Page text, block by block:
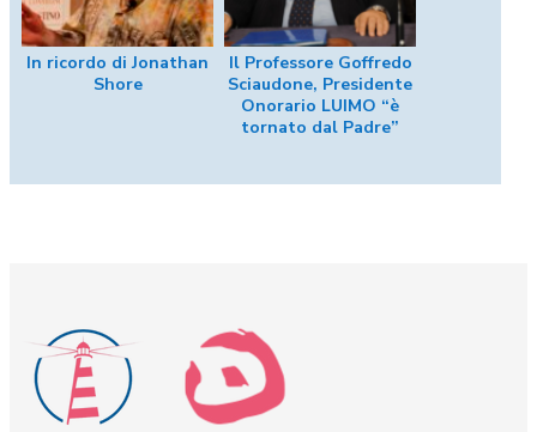
In ricordo di Jonathan
Shore
Il Professore Goffredo
Sciaudone, Presidente
Onorario LUIMO “è
tornato dal Padre”